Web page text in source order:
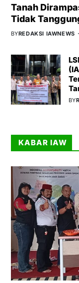
Tanah
Tidak
BYREDAKSI IAWNEWS
BY
KABAR IAW